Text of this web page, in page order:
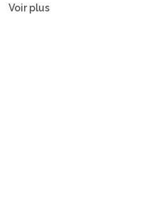
gulets.
Voir plus